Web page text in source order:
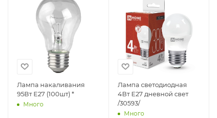
Лампа накаливания
95Вт Е27 (100шт) *
Много
Лампа светодиодная
4Вт Е27 дневной свет
/30593/
Много